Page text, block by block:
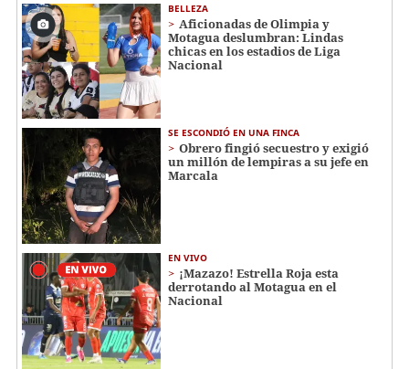
BELLEZA
Aficionadas de Olimpia y
Motagua deslumbran: Lindas
chicas en los estadios de Liga
Nacional
SE ESCONDIÓ EN UNA FINCA
Obrero fingió secuestro y exigió
un millón de lempiras a su jefe en
Marcala
EN VIVO
¡Mazazo! Estrella Roja esta
derrotando al Motagua en el
Nacional